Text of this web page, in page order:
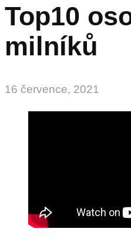
Top10
milníků
16 července, 2021